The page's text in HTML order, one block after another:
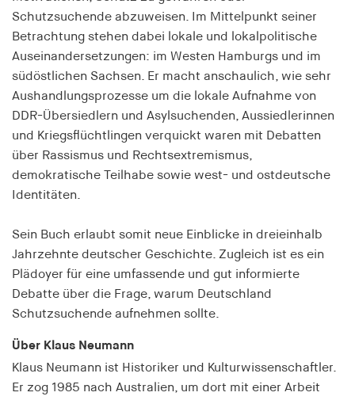
Schutzsuchende abzuweisen. Im Mittelpunkt seiner
Betrachtung stehen dabei lokale und lokalpolitische
Auseinandersetzungen: im Westen Hamburgs und im
südöstlichen Sachsen. Er macht anschaulich, wie sehr
Aushandlungsprozesse um die lokale Aufnahme von
DDR-Übersiedlern und Asylsuchenden, Aussiedlerinnen
und Kriegsflüchtlingen verquickt waren mit Debatten
über Rassismus und Rechtsextremismus,
demokratische Teilhabe sowie west- und ostdeutsche
Identitäten.
Sein Buch erlaubt somit neue Einblicke in dreieinhalb
Jahrzehnte deutscher Geschichte. Zugleich ist es ein
Plädoyer für eine umfassende und gut informierte
Debatte über die Frage, warum Deutschland
Schutzsuchende aufnehmen sollte.
Über Klaus Neumann
Klaus Neumann ist Historiker und Kulturwissenschaftler.
Er zog 1985 nach Australien, um dort mit einer Arbeit
Anbieter:
hamburger-edition.de
Cookie Laufzeit:
Sitzung
fonts_loaded
Name:
fonts_loaded
Cookie Laufzeit:
7 Tage